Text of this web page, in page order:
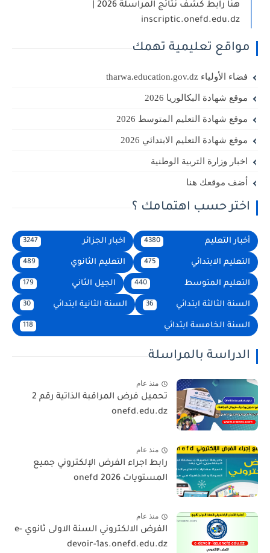
هنا رابط كشف نتائج المراسلة 2026 |
inscriptic.onefd.edu.dz
مواقع تعليمية تهمك
فضاء الأولياء tharwa.education.gov.dz
موقع شهادة البكالوريا 2026
موقع شهادة التعليم المتوسط 2026
موقع شهادة التعليم الابتدائي 2026
اخبار وزارة التربية الوطنية
أضف موقعك هنا
اختر حسب اهتمامك ؟
أخبار التعليم 4380 اخبار الجزائر 3247
التعليم الابتدائي 475 التعليم الثانوي 489
التعليم المتوسط 440 الجيل الثاني 179
السنة الثالثة ابتدائي السنة الثانية ابتدائي
السنة الخامسة ابتدائي 118
الدراسة بالمراسلة
منذ عام
تحميل فرض المراقبة الذاتية رقم 2
onefd.edu.dz
منذ عام
رابط اجراء الفرض الإلكتروني جميع
المستويات 2026 onefd
منذ عام
الفرض الالكتروني السنة الاولى ثانوي e-
devoir-1as.onefd.edu.dz